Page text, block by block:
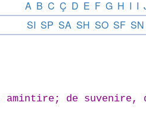
A B C Ç D E F G H I I
SI SP SA SH SO SF SN
amintire; de suvenire,